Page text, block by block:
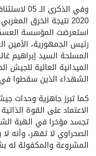
2020 نتيجة الخرق
استعرضت المؤسسة
رئيس الجمهورية، الأمين
المسلحة السيد إبراهيم
الميدانية العالية
الشهداء الذين سقطوا في
كما تبرز جاهزية وحدات
الاعتماد على القوة
تجسد مؤخرا في الهبة
الصحراوي لا تقهر، وأنه
المشروعة والمكفولة له